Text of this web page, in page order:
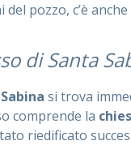
pozzo, c’è
di Santa
si trova
comprende la
riedificato